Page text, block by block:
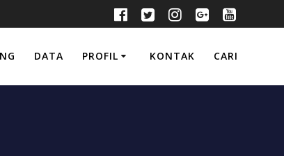
DATA PROFIL KONTAK CARI